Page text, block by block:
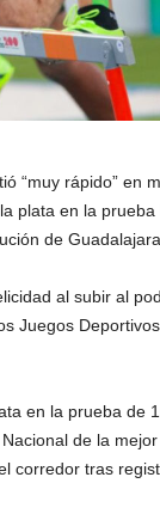
“muy rápido” en
plata en la
de
al subir al
Juegos
en la prueba de
de la
corredor tras